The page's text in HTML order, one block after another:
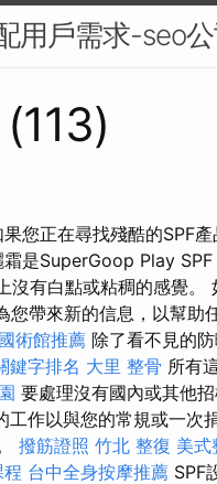
用戶需求-seo公
您正在尋找殘酷的SPF
是SuperGoop Play
有白點或粘稠的感覺。
帶來新的信息，以幫助
術館推薦 除了看不見的
鍵字排名 大里 整骨 所有
要處理沒有國內或其他
工作以與您的常規或一次
撥筋證照 竹北 整復 美式
台中全身按摩推薦 SPF